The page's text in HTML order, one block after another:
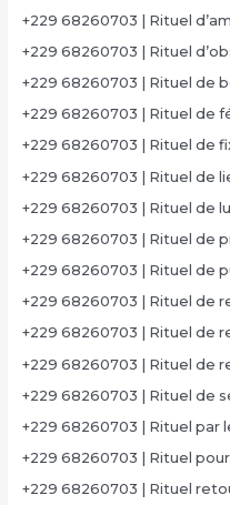
+229 68260703 | Rituel
+229 68260703 | Rituel
+229 68260703 | Rituel de
+229 68260703 | Rituel de
+229 68260703 | Rituel de
+229 68260703 | Rituel de
+229 68260703 | Rituel de
+229 68260703 | Rituel de
+229 68260703 | Rituel de
+229 68260703 | Rituel de
+229 68260703 | Rituel de
+229 68260703 | Rituel de
+229 68260703 | Rituel de
+229 68260703 | Rituel par
+229 68260703 | Rituel
+229 68260703 | Rituel